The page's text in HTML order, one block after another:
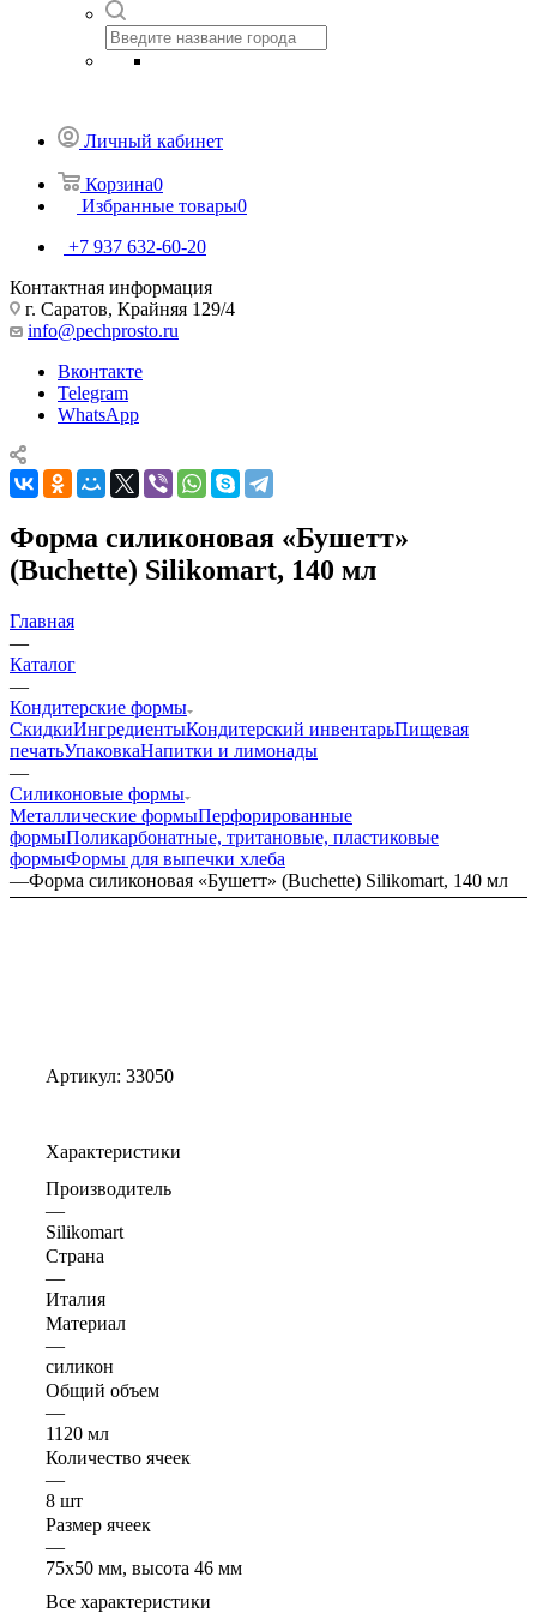
Личный кабинет
Корзина0
Избранные товары0
+7 937 632-60-20
Контактная информация
г. Саратов, Крайняя 129/4
info@pechprosto.ru
Вконтакте
Telegram
WhatsApp
Форма силиконовая «Бушетт»
(Buchette) Silikomart, 140 мл
Главная
—
Каталог
—
Кондитерские формы
СкидкиИнгредиентыКондитерский инвентарьПищевая
печатьУпаковкаНапитки и лимонады
—
Силиконовые формы
Металлические формыПерфорированные
формыПоликарбонатные, тритановые, пластиковые
формыФормы для выпечки хлеба
—Форма силиконовая «Бушетт» (Buchette) Silikomart, 140 мл
Артикул: 33050
Характеристики
Производитель
—
Silikomart
Страна
—
Италия
Материал
—
силикон
Общий объем
—
1120 мл
Количество ячеек
—
8 шт
Размер ячеек
—
75х50 мм, высота 46 мм
Все характеристики